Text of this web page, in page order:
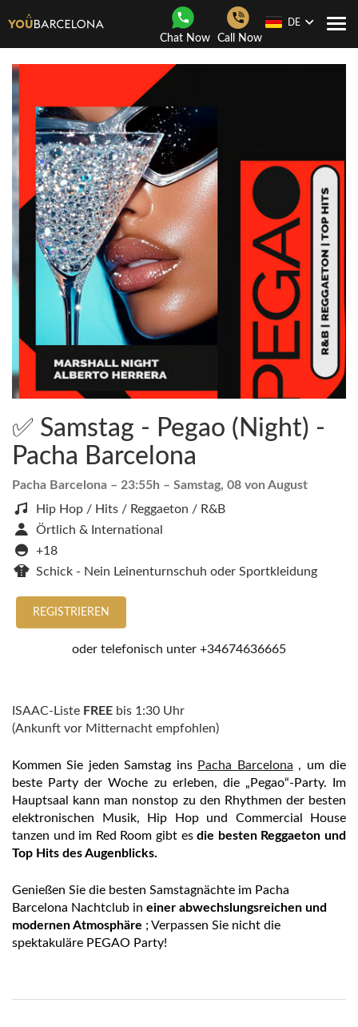
Chat Now Call Now
DE
✅ Samstag - Pegao (Night) -
Pacha Barcelona
Pacha Barcelona – 23:55h – Samstag, 08 von August
Hip Hop / Hits / Reggaeton / R&B
Örtlich & International
+18
Schick - Nein Leinenturnschuh oder Sportkleidung
REGISTRIEREN
oder telefonisch unter +34674636665
ISAAC-Liste FREE bis 1:30 Uhr
(Ankunft vor Mitternacht empfohlen)
Kommen Sie jeden Samstag ins Pacha Barcelona , ​​​​um die
beste Party der Woche zu erleben, die „Pegao“-Party. Im
Hauptsaal kann man nonstop zu den Rhythmen der besten
elektronischen Musik, Hip Hop und Commercial House
tanzen und im Red Room gibt esdie besten Reggaeton und
Top Hits des Augenblicks.
Genießen Sie die besten Samstagnächte im Pacha
Barcelona Nachtclub in einer abwechslungsreichen und
modernen Atmosphäre ; Verpassen Sie nicht die
spektakuläre PEGAO Party!